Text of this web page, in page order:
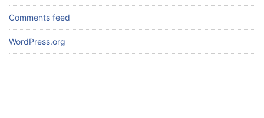
Comments feed
WordPress.org